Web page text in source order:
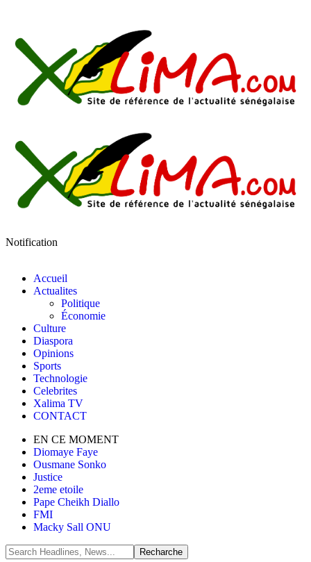
Notification
Accueil
Actualites
Politique
Économie
Culture
Diaspora
Opinions
Sports
Technologie
Celebrites
Xalima TV
CONTACT
EN CE MOMENT
Diomaye Faye
Ousmane Sonko
Justice
2eme etoile
Pape Cheikh Diallo
FMI
Macky Sall ONU